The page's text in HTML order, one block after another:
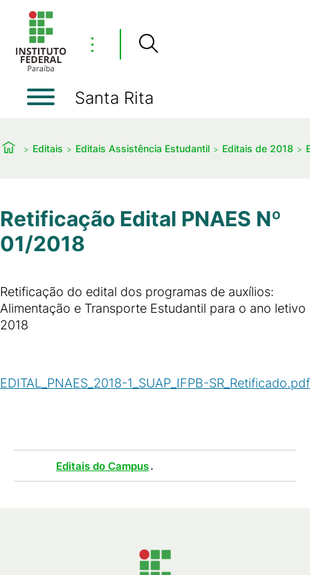
⋮
Santa Rita
Editais Editais Assistência Estudantil Editais de 2018
Retificação Edital PNAES Nº
01/2018
Retificação do edital dos programas de auxílios:
Alimentação e Transporte Estudantil para o ano letivo
2018
EDITAL_PNAES_2018-1_SUAP_IFPB-SR_Retificado.pdf
Editais do Campus.